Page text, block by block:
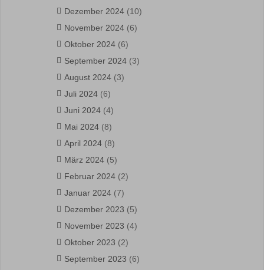
Dezember 2024 (10)
November 2024 (6)
Oktober 2024 (6)
September 2024 (3)
August 2024 (3)
Juli 2024 (6)
Juni 2024 (4)
Mai 2024 (8)
April 2024 (8)
März 2024 (5)
Februar 2024 (2)
Januar 2024 (7)
Dezember 2023 (5)
November 2023 (4)
Oktober 2023 (2)
September 2023 (6)